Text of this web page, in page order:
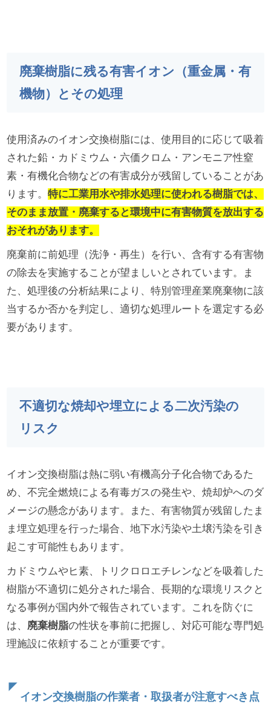
廃棄樹脂に残る有害イオン（重金属・有
機物）とその処理
使用済みのイオン交換樹脂には、使用目的に応じて吸着
された鉛・カドミウム・六価クロム・アンモニア性窒
素・有機化合物などの有害成分が残留していることがあ
ります。特に工業用水や排水処理に使われる樹脂では、
そのまま放置・廃棄すると環境中に有害物質を放出する
おそれがあります。
廃棄前に前処理（洗浄・再生）を行い、含有する有害物
の除去を実施することが望ましいとされています。ま
た、処理後の分析結果により、特別管理産業廃棄物に該
当するか否かを判定し、適切な処理ルートを選定する必
要があります。
不適切な焼却や埋立による二次汚染の
リスク
イオン交換樹脂は熱に弱い有機高分子化合物であるた
め、不完全燃焼による有毒ガスの発生や、焼却炉へのダ
メージの懸念があります。また、有害物質が残留したま
ま埋立処理を行った場合、地下水汚染や土壌汚染を引き
起こす可能性もあります。
カドミウムやヒ素、トリクロロエチレンなどを吸着した
樹脂が不適切に処分された場合、長期的な環境リスクと
なる事例が国内外で報告されています。これを防ぐに
は、 廃棄樹脂の性状を事前に把握し、対応可能な専門処
理施設に依頼することが重要です。
イオン交換樹脂の作業者・取扱者が注意すべき点